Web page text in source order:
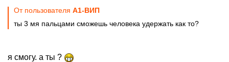
От пользователя А1-ВИП
ты 3 мя пальцами сможешь человека удержать как то?
я смогу. а ты ?